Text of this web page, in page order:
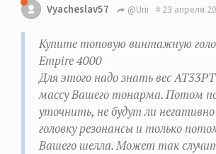
Vyacheslav57 @Urii 23 апреля
Купите топовую винтажную
Empire 4000
Для этого надо знать вес
массу Вашего тонарма. Потом
уточнить, не будут ли
головку резонансы и только
Вашего шелла. Может так